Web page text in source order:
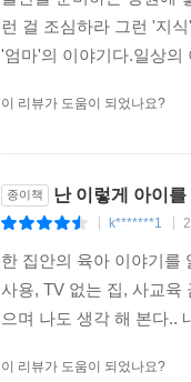
런 걸 조심하라 그런 '지
'엄마'의 이야기다.일상
이 리뷰가 도움이 되었나요?
종이책 난 이렇게 아이를
k*******1
한 집안의 육아 이야기를
사용, TV 없는 집, 사교육
으며 나도 생각 해 본다..
이 리뷰가 도움이 되었나요?